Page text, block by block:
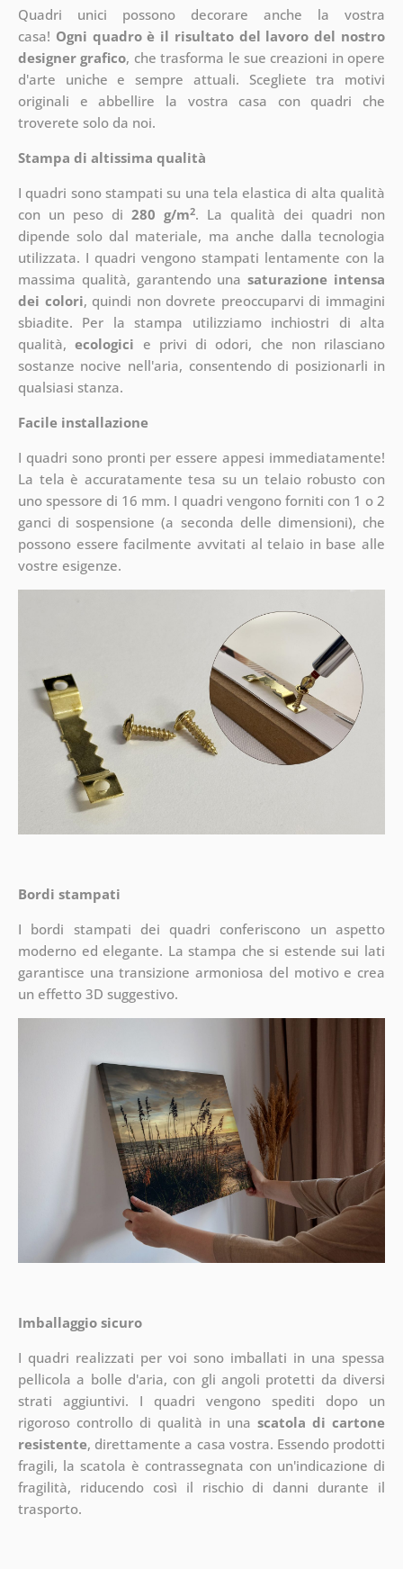
Quadri unici possono decorare anche la vostra
casa! Ogni quadro è il risultato del lavoro del nostro
designer grafico, chetrasforma le sue creazioni in opere
d'arte uniche e sempre attuali. Scegliete tra motivi
originali e abbellire la vostra casa con quadri che
troverete solo da noi.
Stampa di altissima qualità
I quadri sono stampati su una tela elastica di alta qualità
con un peso di 280 g/m2. La qualità dei quadri non
dipende solo dal materiale, ma anche dalla tecnologia
utilizzata. I quadri vengono stampati lentamente con la
massima qualità, garantendo unasaturazione intensa
dei colori, quindi non dovrete preoccuparvi di immagini
sbiadite. Per la stampa utilizziamo inchiostri di alta
qualità,ecologici e privi di odori, che non rilasciano
sostanze nocive nell'aria, consentendo di posizionarli in
qualsiasi stanza.
Facile installazione
I quadri sono pronti per essere appesi immediatamente!
La tela è accuratamente tesa su un telaio robusto con
uno spessore di 16 mm. I quadri vengono forniti con 1 o 2
ganci di sospensione (a seconda delle dimensioni), che
possono essere facilmente avvitati al telaio in base alle
vostre esigenze.
Bordi stampati
I bordi stampati dei quadri conferiscono un aspetto
moderno ed elegante. La stampa che si estende sui lati
garantisce una transizione armoniosa del motivo e crea
un effetto 3D suggestivo.
Imballaggio sicuro
I quadri realizzati per voi sono imballati in una spessa
pellicola a bolle d'aria, con gli angoli protetti da diversi
strati aggiuntivi. I quadri vengono spediti dopo un
rigoroso controllo di qualità in unascatola di cartone
resistente, direttamente a casa vostra. Essendo prodotti
fragili, la scatola è contrassegnata con un'indicazione di
fragilità, riducendo così il rischio di danni durante il
trasporto.